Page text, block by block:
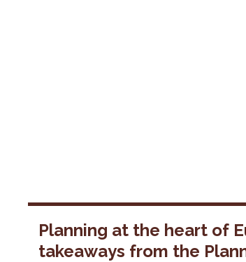
Planning at the heart of
takeaways from the